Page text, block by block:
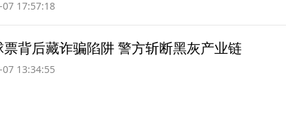
17:57:18
票背后藏诈骗陷阱 警方斩断黑灰产业链
13:34:55